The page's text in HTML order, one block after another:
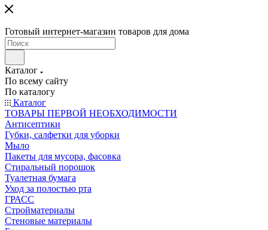
Готовый интернет-магазин товаров для дома
Каталог
По всему сайту
По каталогу
Каталог
ТОВАРЫ ПЕРВОЙ НЕОБХОДИМОСТИ
Антисептики
Губки, салфетки для уборки
Мыло
Пакеты для мусора, фасовка
Стиральный порошок
Туалетная бумага
Уход за полостью рта
ГРАСС
Стройматериалы
Стеновые материалы